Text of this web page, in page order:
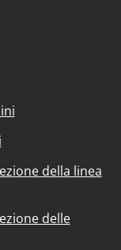
della linea
delle